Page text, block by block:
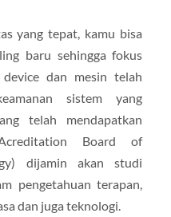
yang tepat, kamu bisa
baru sehingga fokus
dan mesin telah
sistem yang
telah mendapatkan
Board of
dijamin akan studi
pengetahuan terapan,
dan juga teknologi.